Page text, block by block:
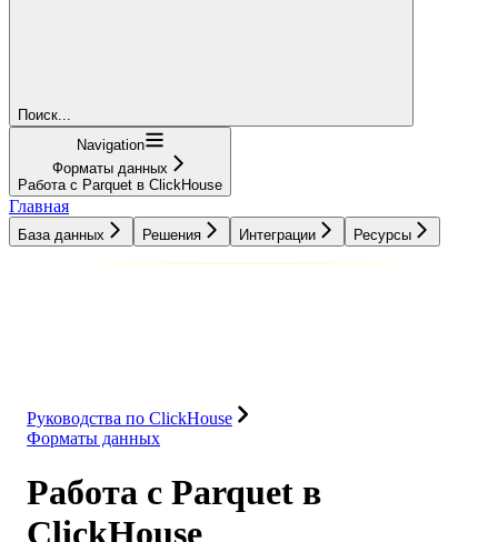
Поиск...
Navigation
Форматы данных
Работа с Parquet в ClickHouse
Главная
База данных Решения Интеграции Ресурсы
Руководства по ClickHouse
Форматы данных
Работа с Parquet в
ClickHouse